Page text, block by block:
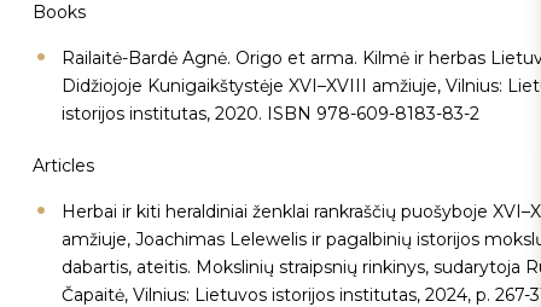
Books
Railaitė-Bardė Agnė. Origo et arma. Kilmė ir herbas
Didžiojoje Kunigaikštystėje XVI–XVIII amžiuje, Vilnius:
istorijos institutas, 2020. ISBN 978-609-8183-83-2
Articles
Herbai ir kiti heraldiniai ženklai rankraščių puošyboje
amžiuje, Joachimas Lelewelis ir pagalbinių istorijos
dabartis, ateitis. Mokslinių straipsnių rinkinys, sudarytoja
Čapaitė, Vilnius: Lietuvos istorijos institutas, 2024, p. 267-